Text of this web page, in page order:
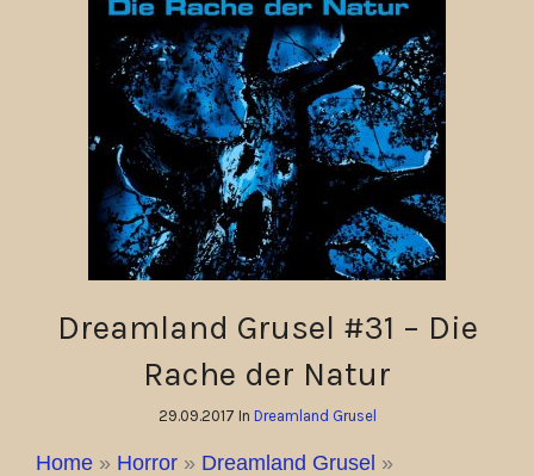
Dreamland Grusel #31 – Die
Rache der Natur
29.09.2017 In Dreamland Grusel
Home » Horror » Dreamland Grusel »